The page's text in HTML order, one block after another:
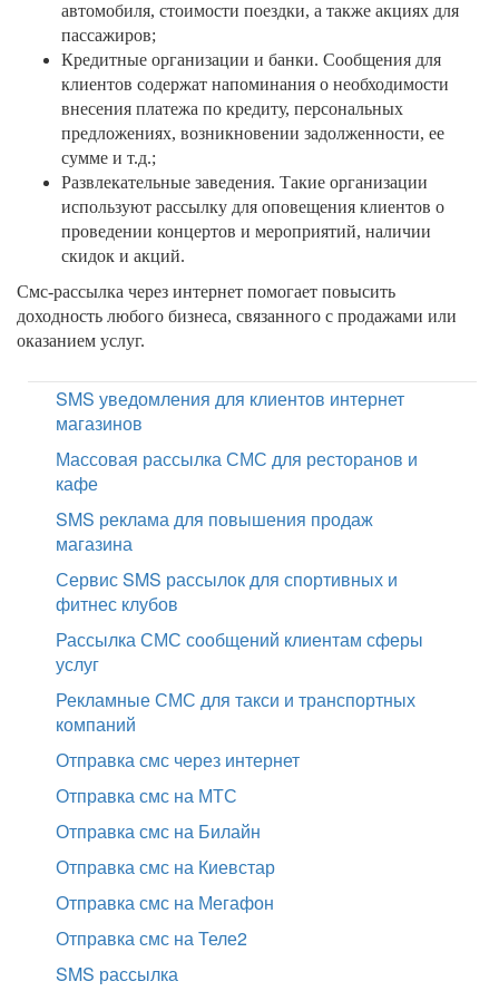
автомобиля, стоимости поездки, а также акциях для
пассажиров;
Кредитные организации и банки. Сообщения для
клиентов содержат напоминания о необходимости
внесения платежа по кредиту, персональных
предложениях, возникновении задолженности, ее
сумме и т.д.;
Развлекательные заведения. Такие организации
используют рассылку для оповещения клиентов о
проведении концертов и мероприятий, наличии
скидок и акций.
Смс-рассылка через интернет помогает повысить
доходность любого бизнеса, связанного с продажами или
оказанием услуг.
SMS уведомления для клиентов интернет
магазинов
Массовая рассылка СМС для ресторанов и
кафе
SMS реклама для повышения продаж
магазина
Сервис SMS рассылок для спортивных и
фитнес клубов
Рассылка СМС сообщений клиентам сферы
услуг
Рекламные СМС для такси и транспортных
компаний
Отправка смс через интернет
Отправка смс на МТС
Отправка смс на Билайн
Отправка смс на Киевстар
Отправка смс на Мегафон
Отправка смс на Теле2
SMS рассылка